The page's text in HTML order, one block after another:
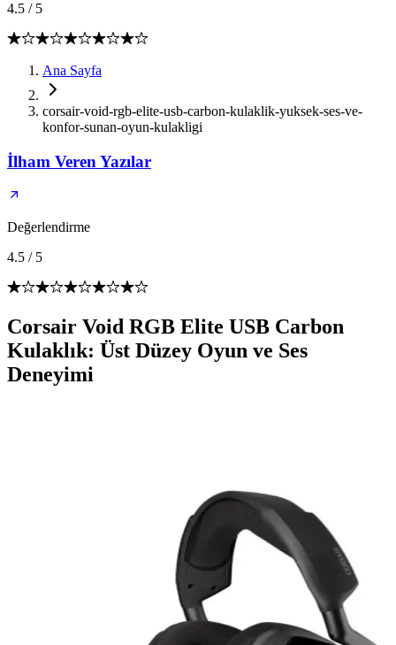
4.5 / 5
Ana Sayfa
corsair-void-rgb-elite-usb-carbon-kulaklik-yuksek-ses-ve-
konfor-sunan-oyun-kulakligi
İlham Veren Yazılar
Değerlendirme
4.5 / 5
Corsair Void RGB Elite USB Carbon
Kulaklık: Üst Düzey Oyun ve Ses
Deneyimi